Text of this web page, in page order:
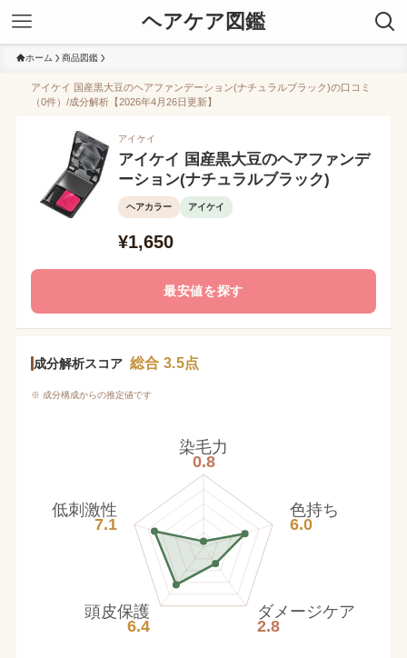
ヘアケア図鑑
ホーム 商品図鑑
アイケイ 国産黒大豆のヘアファンデーション(ナチュラルブラック)の口コミ
（0件）/成分解析【2026年4月26日更新】
アイケイ
アイケイ 国産黒大豆のヘアファンデ
ーション(ナチュラルブラック)
ヘアカラー アイケイ
¥1,650
最安値を探す
成分解析スコア 総合 3.5点
※ 成分構成からの推定値です
染毛力
0.8
色持ち
6.0
ダメージケア
2.8
頭皮保護
6.4
低刺激性
7.1